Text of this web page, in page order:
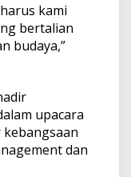
kami
bertalian
budaya,”
upacara
dan